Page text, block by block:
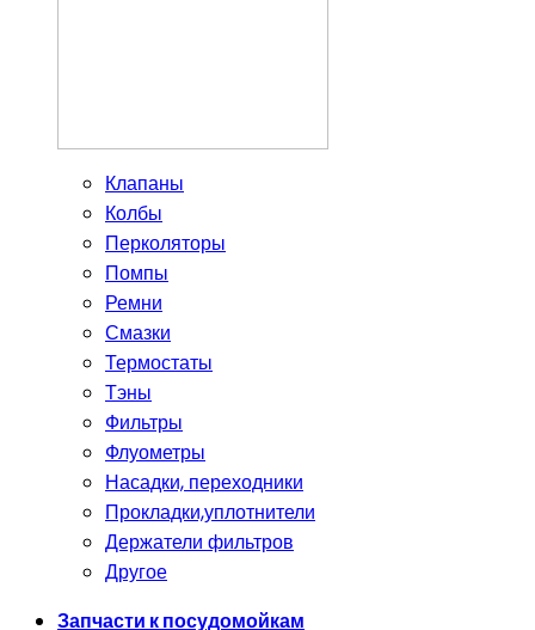
Клапаны
Колбы
Перколяторы
Помпы
Ремни
Смазки
Термостаты
Тэны
Фильтры
Флуометры
Насадки, переходники
Прокладки,уплотнители
Держатели фильтров
Другое
Запчасти к посудомойкам